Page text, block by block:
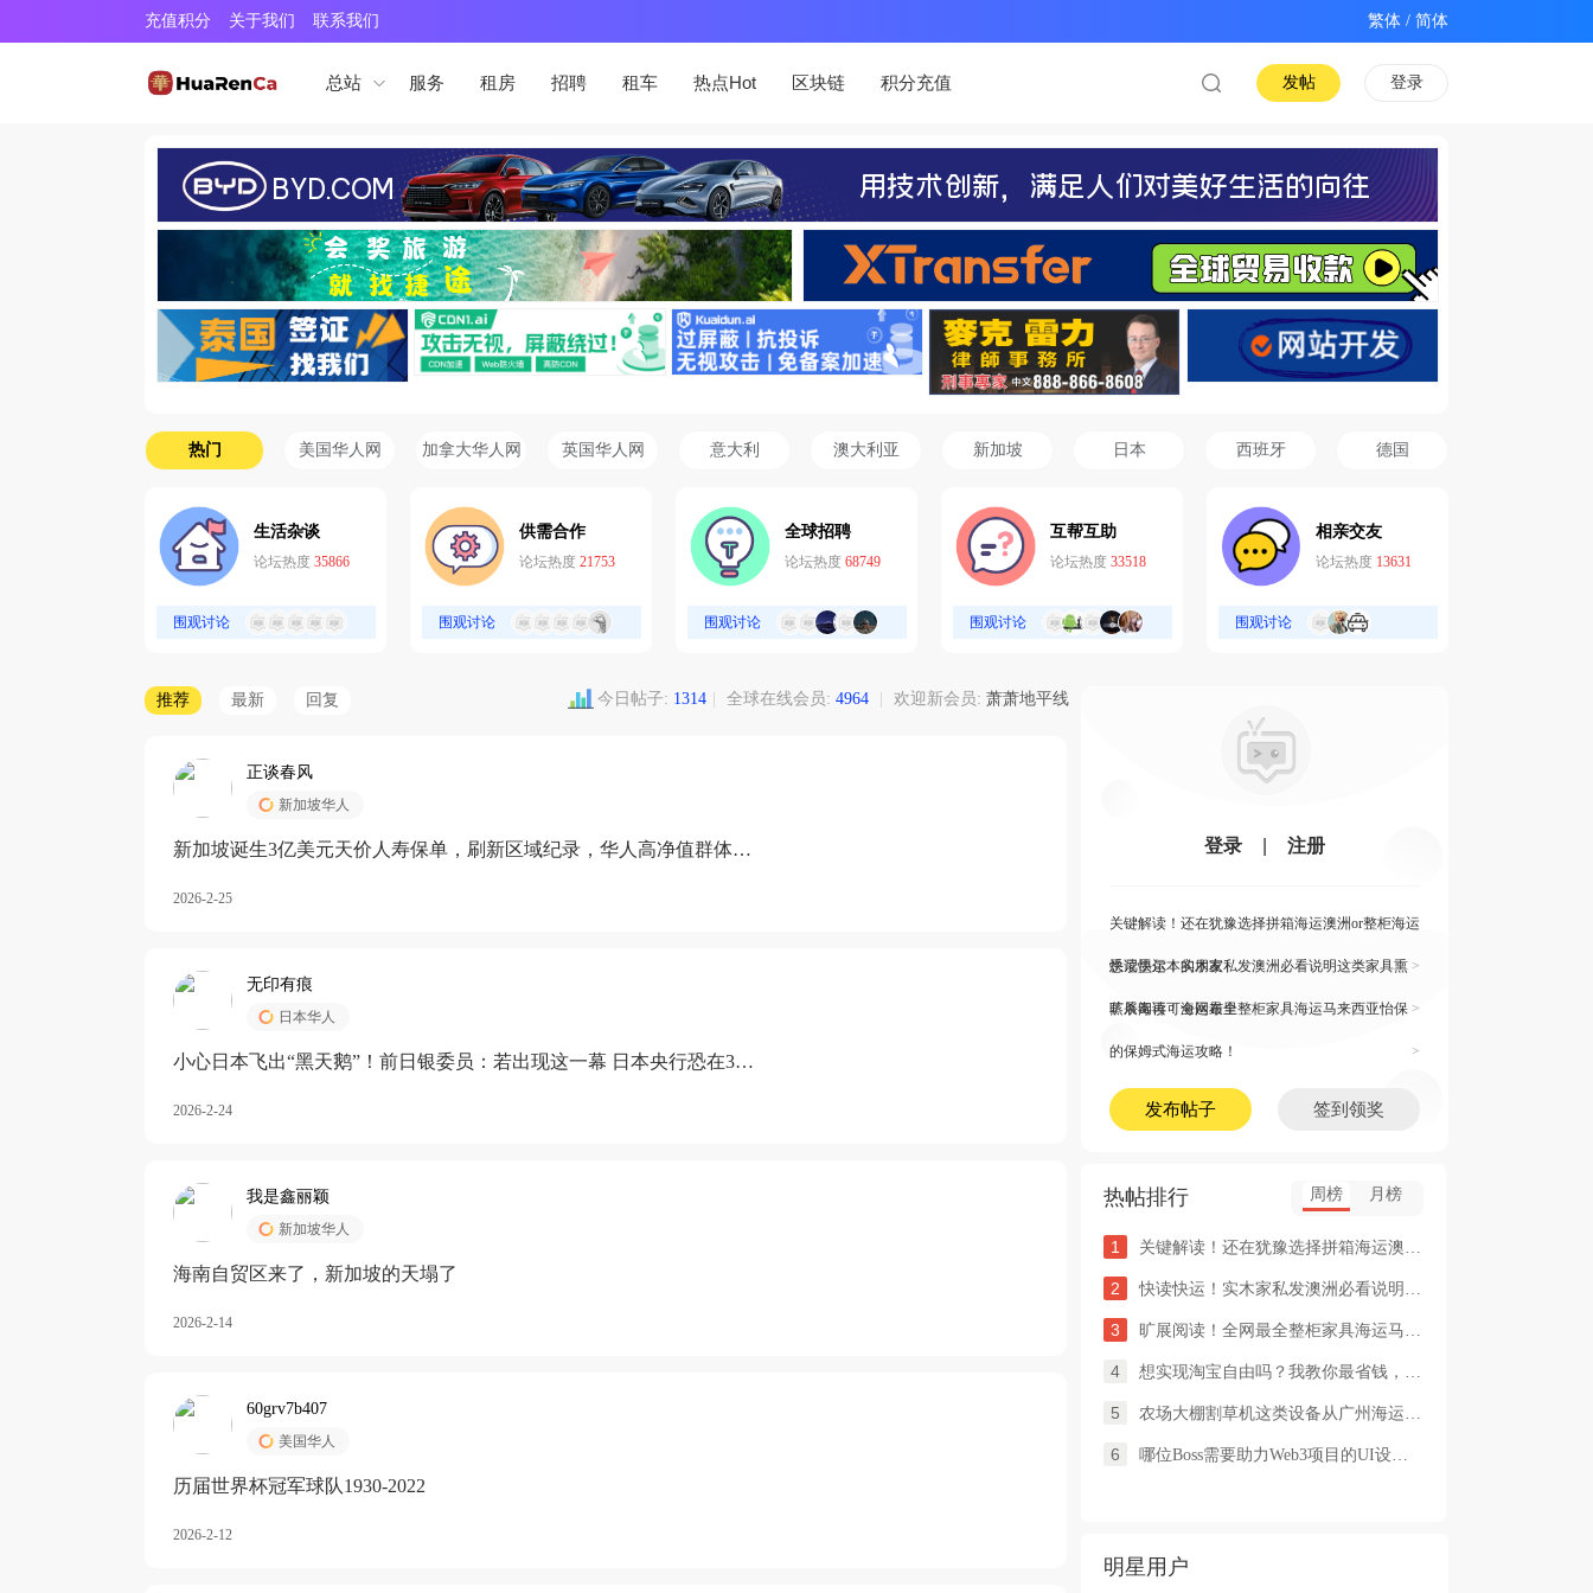
充值积分 关于我们 联系我们 /
总站 服务 租房 招聘 租车 热点Hot 区块链 积分充值 登录
发帖
热门 美国华人网 加拿大华人网 英国华人网 意大利 澳大利亚 新加坡 日本 西班牙 德国
生活杂谈
论坛热度 35866
围观讨论
供需合作
论坛热度 21753
围观讨论
全球招聘
论坛热度 68749
围观讨论
互帮互助
论坛热度 33518
围观讨论
相亲交友
论坛热度 13631
围观讨论
推荐 最新 回复 今日帖子: 1314 全球在线会员: 4964 欢迎新会员: 萧萧地平线
正谈春风
新加坡华人
新加坡诞生3亿美元天价人寿保单，刷新区域纪录，华人高净值群体成
2026-2-25
无印有痕
日本华人
小心日本飞出“黑天鹅”！前日银委员：若出现这一幕 日本央行恐在3月
2026-2-24
我是鑫丽颖
新加坡华人
海南自贸区来了，新加坡的天塌了
2026-2-14
60grv7b407
美国华人
历届世界杯冠军球队1930-2022
2026-2-12
登录 注册
关键解读！还在犹豫选择拼箱海运澳洲or整柜海运
悉尼墨尔本的朋友 >
快读快运！实木家私发澳洲必看说明这类家具熏
蒸杀毒再可海运布里 >
旷展阅读！全网最全整柜家具海运马来西亚怡保
的保姆式海运攻略！ >
发布帖子 签到领奖
热帖排行 周榜 月榜
1 关键解读！还在犹豫选择拼箱海运澳洲or整柜海运悉尼墨尔本的朋友
2 快读快运！实木家私发澳洲必看说明这类家具熏蒸杀毒再可海运布里
3 旷展阅读！全网最全整柜家具海运马来西亚怡保的保姆式海运攻略！
4 想实现淘宝自由吗？我教你最省钱，最方便的方法
5 农场大棚割草机这类设备从广州海运到澳洲堪培拉过海关需要提供什
6 哪位Boss需要助力Web3项目的UI设计，或qian
明星用户